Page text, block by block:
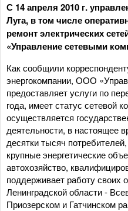
С 14 апреля 2010 г.
Луга, в том числе
ремонт электрических
«Управление сетевыми
Как сообщили
энергокомпании, ООО
предоставляет услуги по
года, имеет статус сетевой
осуществляется
деятельности, в
десятки тысяч
крупные энергетические
автохозяйство,
поддерживает работу своих
Ленинградской области -
Приозерском и Гатчинском